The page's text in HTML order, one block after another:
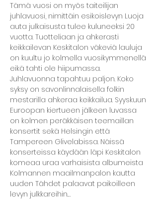
Tämä vuosi on myös taiteilijan
juhlavuosi, nimittäin esikoislevyn Luoja
auta julkaisusta tulee kuluneeksi 20
vuotta. Tuotteliaan ja ahkerasti
keikkailevan Keskitalon väkeviä lauluja
on kuultu jo kolmella vuosikymmenellä
eikä tahti ole hiipumassa.
Juhlavuonna tapahtuu paljon. Koko
syksy on savonlinnalaisella folkin
mestarilla ahkeraa keikkailua. Syyskuun
Euroopan kiertueen jälkeen luvassa
on kolmen peräkkäisen teemaillan
konsertit sekä Helsingin että
Tampereen Glivelabissa. Näissä
konserteissa käydään läpi Keskitalon
komeaa uraa varhaisista albumeista
Kolmannen maailmanpalon kautta
uuden Tähdet palaavat paikoilleen
levyn julkkareihin.…